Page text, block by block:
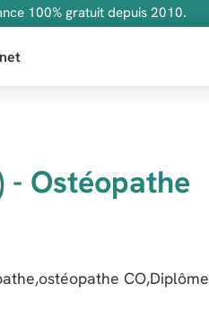
100% gratuit depuis 2010.
- Ostéopathe
CO,Diplôme